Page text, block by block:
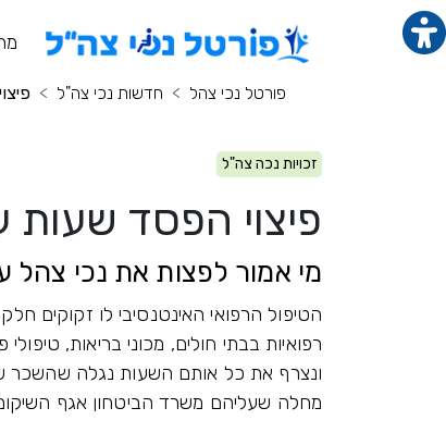
פורטל נכי צהל
חדשות נכי צה"ל
זכויות נכה צה"ל
פיצוי הפסד שעות
מי אמור לפצות את נכי
הטיפול הרפואי האינטנסיבי לו זקוקים
רפואיות בבתי חולים, מכוני בריאות,
ונצרף את כל אותם השעות נגלה שהשכר
מחלה שעליהם משרד הביטחון אגף
תוכן מרכזי